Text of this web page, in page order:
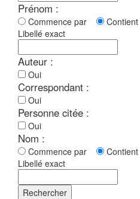
Prénom :
Commence par Contient
Libellé exact
Auteur :
Oui
Correspondant :
Oui
Personne citée :
Oui
Nom :
Commence par Contient
Libellé exact
Rechercher